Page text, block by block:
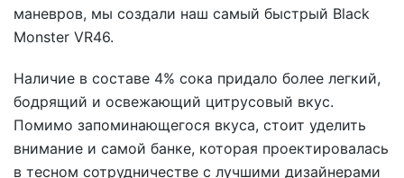
маневров, мы создали наш самый быстрый Black
Monster VR46.
Наличие в составе 4% сока придало более легкий,
бодрящий и освежающий цитрусовый вкус.
Помимо запоминающегося вкуса, стоит уделить
внимание и самой банке, которая проектировалась
в тесном сотрудничестве с лучшими дизайнерами